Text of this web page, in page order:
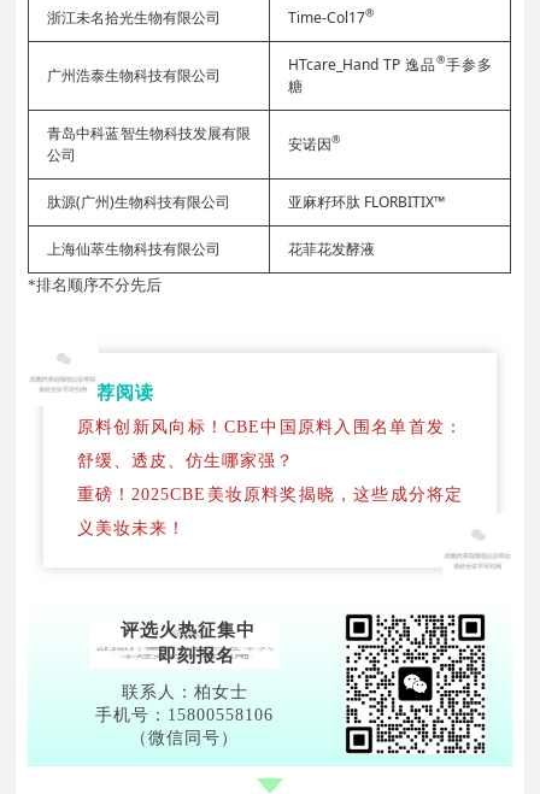
浙江未名拾光生物有限公司 Time-Col17®
广州浩泰生物科技有限公司
HTcare_Hand TP 逸品®手参多
糖
青岛中科蓝智生物科技发展有限
公司
安诺因®
肽源(广州)生物科技有限公司 亚麻籽环肽 FLORBITIX™
上海仙萃生物科技有限公司 花菲花发酵液
*排名顺序不分先后
推荐阅读
原料创新风向标！CBE中国原料入围名单首发：
舒缓、透皮、仿生哪家强？
重磅！2025CBE美妆原料奖揭晓，这些成分将定
义美妆未来！
评选火热征集中
即刻报名
联系人：柏女士
手机号：15800558106
（微信同号）